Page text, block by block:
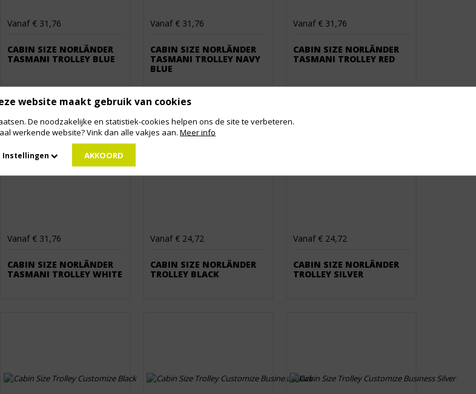
Vanaf € 31,76
CABIN SIZE NORLÄNDER
TASMANI TROLLEY BLUE
Vanaf € 31,76
CABIN SIZE NORLÄNDER
TASMANI TROLLEY NAVY
BLUE
Vanaf € 31,76
CABIN SIZE NORLÄNDER
TASMANI TROLLEY RED
Vanaf € 31,76
CABIN SIZE NORLÄNDER
TASMANI TROLLEY WHITE
Vanaf € 24,72
CABIN SIZE NORLÄNDER
TROLLEY BLACK
Vanaf € 24,72
CABIN SIZE NORLÄNDER
TROLLEY SILVER
website maakt gebruik van cookies
De noodzakelijke en statistiek-cookies helpen ons de site te verbeteren.
werkende website? Vink dan alle vakjes aan. Meer info
Instellingen AKKOORD